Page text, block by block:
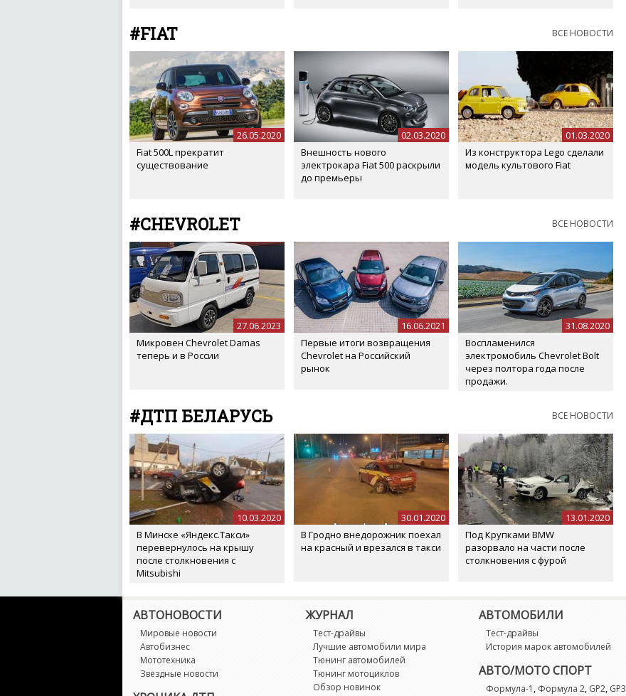
#FIAT ВСЕ НОВОСТИ
Fiat 500L прекратит
существование
26.05.2020
Внешность нового
электрокара Fiat 500 раскрыли
до премьеры
02.03.2020
Из конструктора Lego сделали
модель культового Fiat
01.03.2020
#CHEVROLET ВСЕ НОВОСТИ
Микровен Chevrolet Damas
теперь и в России
27.06.2023
Первые итоги возвращения
Chevrolet на Российский
рынок
16.06.2021
Воспламенился
электромобиль Chevrolet Bolt
через полтора года после
продажи.
31.08.2020
#ДТП БЕЛАРУСЬ ВСЕ НОВОСТИ
В Минске «Яндекс.Такси»
перевернулось на крышу
после столкновения с
Mitsubishi
10.03.2020
В Гродно внедорожник поехал
на красный и врезался в такси
30.01.2020
Под Крупками BMW
разорвало на части после
столкновения с фурой
13.01.2020
АВТОНОВОСТИ
Мировые новости
Автобизнес
Мототехника
Звездные новости
ЖУРНАЛ
Тест-драйвы
Лучшие автомобили мира
Тюнинг автомобилей
Тюнинг мотоциклов
Обзор новинок
АВТОМОБИЛИ
Тест-драйвы
История марок автомобилей
АВТО/МОТО СПОРТ
Формула-1 , Формула 2, GP2, GP3